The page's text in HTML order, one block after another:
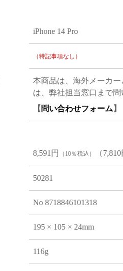
iPhone 14 Pro
（特記事項なし）
本商品は、海外メーカ
は、弊社担当窓口まで問
【 問い合わせフォーム 】
8,591円 （10％税込） （7,810
50281
No 8718846101318
195 × 105 × 24mm
116g